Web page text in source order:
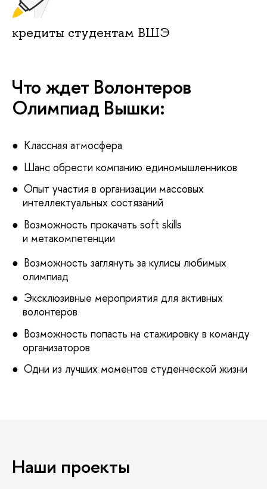
кредиты студентам ВШЭ
Что ждет Волонтеров
Олимпиад Вышки:
Классная атмосфера
Шанс обрести компанию единомышленников
Опыт участия в организации массовых
интеллектуальных состязаний
Возможность прокачать soft skills
и метакомпетенции
Возможность заглянуть за кулисы любимых
олимпиад
Эксклюзивные мероприятия для активных
волонтеров
Возможность попасть на стажировку в команду
организаторов
Одни из лучших моментов студенческой жизни
Наши проекты